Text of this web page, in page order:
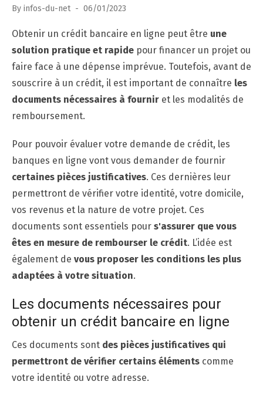
By infos-du-net
Posted
06/01/2023
Obtenir un crédit bancaire en ligne peut être une
solution pratique et rapide pour financer un projet ou
faire face à une dépense imprévue. Toutefois, avant de
souscrire à un crédit, il est important de connaître les
documents nécessaires à fournir et les modalités de
remboursement.
Pour pouvoir évaluer votre demande de crédit, les
banques en ligne vont vous demander de fournir
certaines pièces justificatives. Ces dernières leur
permettront de vérifier votre identité, votre domicile,
vos revenus et la nature de votre projet. Ces
documents sont essentiels pour s'assurer que vous
êtes en mesure de rembourser le crédit. L’idée est
également de vous proposer les conditions les plus
adaptées à votre situation.
Les documents nécessaires pour
obtenir un crédit bancaire en ligne
Ces documents sont des pièces justificatives qui
permettront de vérifier certains éléments comme
votre identité ou votre adresse.